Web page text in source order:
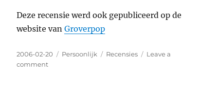
Deze recensie werd ook gepubliceerd op de
website vanGroverpop
Posted
on
2006-02-20 Categories
Persoonlijk Tags
Recensies
Leave a
comment